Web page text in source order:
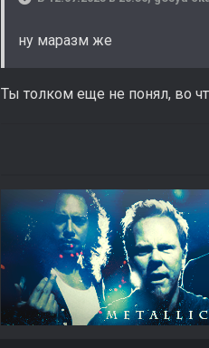
ну маразм же
Ты толком еще не понял, во